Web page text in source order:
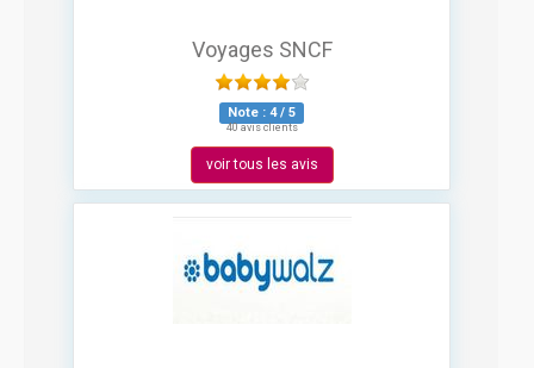
Voyages SNCF
Note : 4/ 5
40 avis clients
voir tous les avis